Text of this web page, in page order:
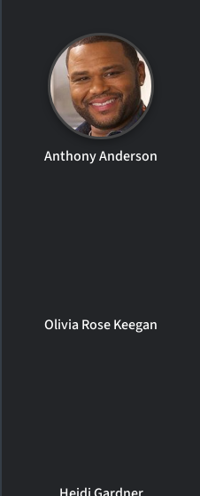
Anthony Anderson
Olivia Rose Keegan